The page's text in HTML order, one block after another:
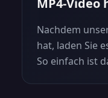
Nachdem
hat, laden Sie
So einfach ist